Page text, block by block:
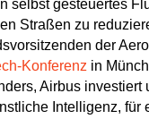
selbst gesteuertes
Straßen zu
der
Konferenz in
Airbus investiert
Intelligenz, für